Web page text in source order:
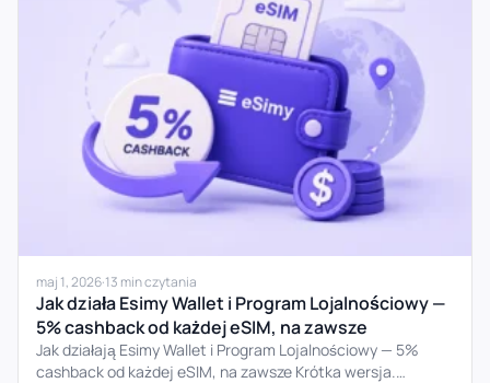
maj 1, 2026·13 min czytania
Jak działa Esimy Wallet i Program Lojalnościowy —
5% cashback od każdej eSIM, na zawsze
Jak działają Esimy Wallet i Program Lojalnościowy — 5%
cashback od każdej eSIM, na zawsze Krótka wersja.